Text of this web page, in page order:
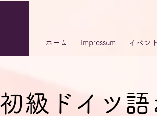
初級ドイツ語
ホーム Impressum イベン